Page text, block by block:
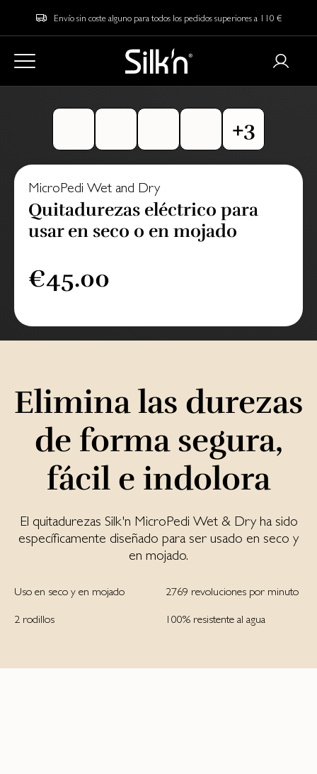
Envío sin coste alguno para todos los pedidos superiores a 110 €
MicroPedi Wet and Dry
Quitadurezas eléctrico para
usar en seco o en mojado
€45.00
Elimina las du­re­zas
de forma se­gu­ra,
fá­cil e in­do­lo­ra
El quitadurezas Silk'n MicroPedi Wet & Dry ha sido
específicamente diseñado para ser usado en seco y
en mojado.
Uso en seco y en mojado 2769 revoluciones por minuto
2 rodillos 100% resistente al agua